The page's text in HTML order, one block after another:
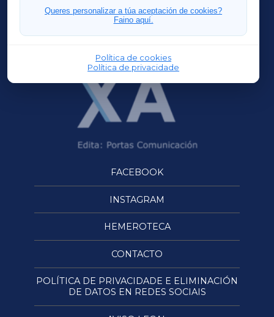
Queres personalizar a túa aceptación de cookies?
Faino aquí.
Política de cookies
Política de privacidade
FERROLXA
OURENSEXA
FACEBOOK
INSTAGRAM
HEMEROTECA
CONTACTO
POLÍTICA DE PRIVACIDADE E ELIMINACIÓN
DE DATOS EN REDES SOCIAIS